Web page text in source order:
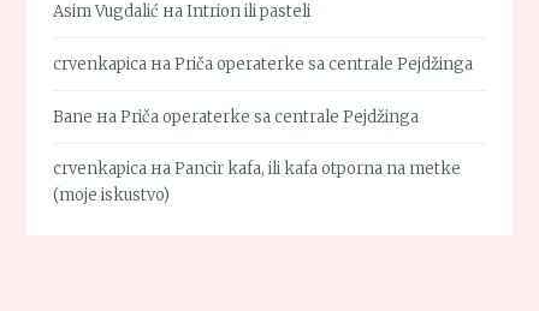
Asim Vugdalić наIntrion ili pasteli
crvenkapica наPriča operaterke sa centrale Pejdžinga
Bane наPriča operaterke sa centrale Pejdžinga
crvenkapica наPancir kafa, ili kafa otporna na metke
(moje iskustvo)